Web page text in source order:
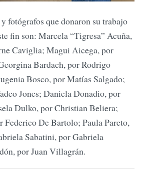
fotógrafos que donaron su trabajo
fin son: Marcela “Tigresa” Acuña,
Caviglia; Magui Aicega, por
Bardach, por Rodrigo
Bosco, por Matías Salgado;
Jones; Daniela Donadio, por
Dulko, por Christian Beliera;
De Bartolo; Paula Pareto,
Sabatini, por Gabriela
por Juan Villagrán.